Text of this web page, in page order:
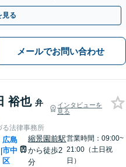
見る
メールでお問い合わせ
裕也 弁
インタビューを
見る
る法律事務所
|
広島
市中
区
縮景園前駅
から徒歩2
分
営業時間：09:00~
21:00（土日祝
日）